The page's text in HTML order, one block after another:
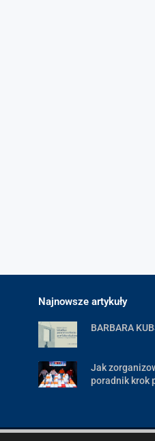
Najnowsze artykuły
BARBARA
Jak
poradnik krok